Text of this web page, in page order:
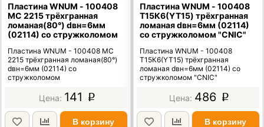
Пластина WNUM - 100408
МС 2215 трёхгранная
ломаная(80°) dвн=6мм
(02114) со стружколомом
Пластина WNUM - 100408 МС
2215 трёхгранная ломаная(80°)
dвн=6мм (02114) со
стружколомом
141 p
В корзину
Пластина WNUM - 100408
Т15К6(YT15) трёхгранная
ломаная dвн=6мм (02114)
со стружколомом "CNIC"
Пластина WNUM - 100408
Т15К6(YT15) трёхгранная
ломаная dвн=6мм (02114) со
стружколомом "CNIC"
486 p
В корзину